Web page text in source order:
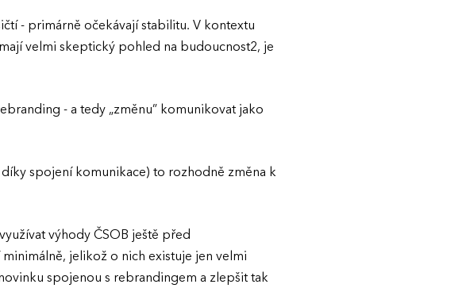
- primárně očekávají stabilitu. V kontextu
velmi skeptický pohled na budoucnost2, je
- a tedy „změnu” komunikovat jako
spojení komunikace) to rozhodně změna k
výhody ČSOB ještě před
jelikož o nich existuje jen velmi
spojenou s rebrandingem a zlepšit tak